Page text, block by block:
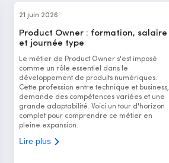
21 juin 2026
Product Owner : formation, salaire
et journée type
Le métier de Product Owner s'est imposé
comme un rôle essentiel dans le
développement de produits numériques.
Cette profession entre technique et business,
demande des compétences variées et une
grande adaptabilité. Voici un tour d'horizon
complet pour comprendre ce métier en
pleine expansion.
Lire plus